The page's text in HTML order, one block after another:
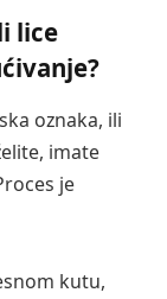
lice
oznaka, ili
imate
je
kutu,